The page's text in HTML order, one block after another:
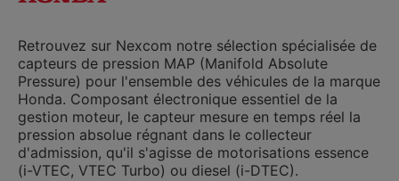
Retrouvez sur Nexcom notre sélection spécialisée de
capteurs de pression MAP (Manifold Absolute
Pressure) pour l'ensemble des véhicules de la marque
Honda. Composant électronique essentiel de la
gestion moteur, le capteur mesure en temps réel la
pression absolue régnant dans le collecteur
d'admission, qu'il s'agisse de motorisations essence
(i-VTEC, VTEC Turbo) ou diesel (i-DTEC).